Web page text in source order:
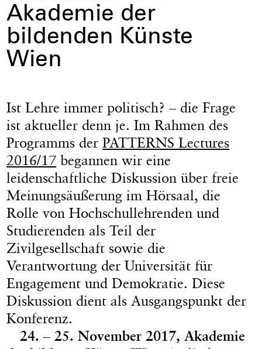
Akademie der
bildenden Künste
Wien
Ist Lehre immer politisch?– die Frage
ist aktueller denn je. Im Rahmen des
Programms derPATTERNS Lectures
2016/17 begannen wir eine
leidenschaftliche Diskussion über freie
Meinungsäußerung im Hörsaal, die
Rolle von Hochschullehrenden und
Studierenden als Teil der
Zivilgesellschaft sowie die
Verantwortung der Universität für
Engagement und Demokratie. Diese
Diskussion dient als Ausgangspunkt der
Konferenz.
24. – 25. November 2017, Akademie